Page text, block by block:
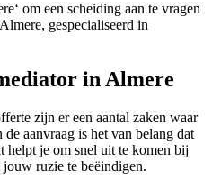
om een scheiding aan te vragen
gespecialiseerd in
in Almere
zijn er een aantal zaken waar
aanvraag is het van belang dat
helpt je om snel uit te komen bij
ruzie te beëindigen.